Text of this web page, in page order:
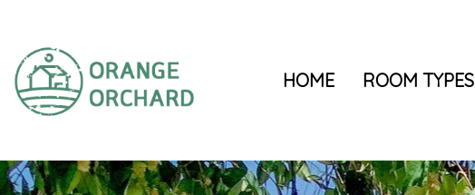
HOME ROOM TYPES